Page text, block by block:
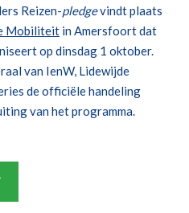
Reizen-pledgevindt plaats
Mobiliteit in Amersfoort dat
op dinsdag 1 oktober.
van IenW, Lidewijde
de officiële handeling
van het programma.